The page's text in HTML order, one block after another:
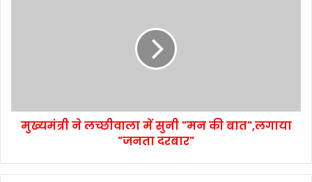
मुख्यमंत्री ने लच्छीवाला में सुनी "मन की बात",लगाया
"जनता दरबार"